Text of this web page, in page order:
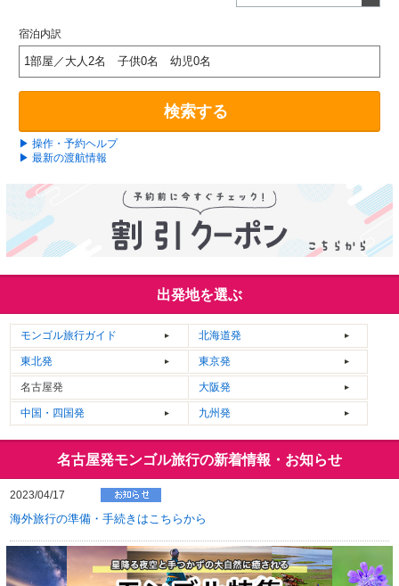
宿泊内訳
1部屋／大人2名 子供0名 幼児0名
検索する
▶ 操作・予約ヘルプ
▶ 最新の渡航情報
出発地を選ぶ
モンゴル旅行ガイド 北海道発
東北発 東京発
名古屋発 大阪発
中国・四国発 九州発
名古屋発モンゴル旅行の新着情報・お知らせ
2023/04/17
海外旅行の準備・手続きはこちらから